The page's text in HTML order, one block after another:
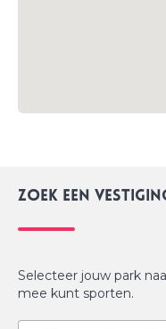
Zoek een
Selecteer jouw park
mee kunt sporten.